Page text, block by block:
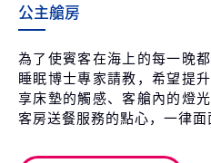
公主艙房
為了使賓客在海上的每一晚
睡眠博士專家請教，希望提
享床墊的觸感、客艙內的燈
客房送餐服務的點心，一律面